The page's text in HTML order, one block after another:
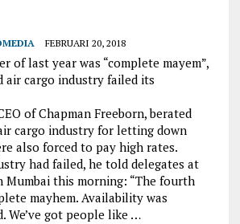
FEBRUARI 20, 2018
of last year was “complete mayem”,
air cargo industry failed its
of Chapman Freeborn, berated
cargo industry for letting down
also forced to pay high rates.
had failed, he told delegates at
Mumbai this morning: “The fourth
mayhem. Availability was
We’ve got people like …